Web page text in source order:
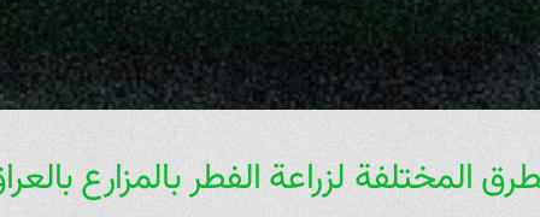
المختلفة لزراعة الفطر بالمزارع